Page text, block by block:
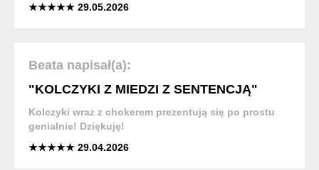
★★★★★ 29.05.2026
Beata napisał(a):
"KOLCZYKI Z MIEDZI Z SENTENCJĄ"
Kolczyki wraz z chokerem prezentują się po prostu
genialnie! Dziękuję!
★★★★★ 29.04.2026